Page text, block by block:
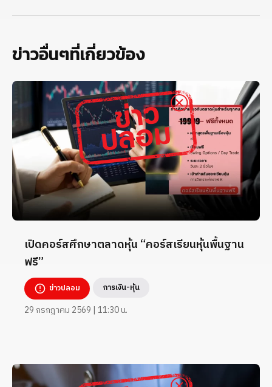
ข่าวอื่นๆที่เกี่ยวข้อง
เปิดคอร์สศึกษาตลาดหุ้น “คอร์สเรียนหุ้นพื้นฐาน
ฟรี”
ข่าวปลอม การเงิน-หุ้น
29 กรกฎาคม 2569 | 11:30 น.